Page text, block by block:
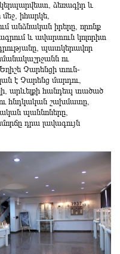
ձեռագիր և
իհարկե,
անձնական իրերը, որոնք
և ավարտուն կոլորիտ
պատկերավոր
ու
Չարենցի տուն-
է Չարենց մարդու,
արևելքի հանդեպ տածած
ու հնդկական շախմատը,
պաննոները,
դրա լավագույն